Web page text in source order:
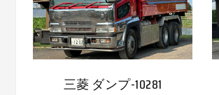
三菱 ダンプ-10281